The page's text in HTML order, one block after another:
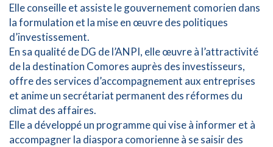
Elle conseille et assiste le gouvernement comorien dans
la formulation et la mise en œuvre des politiques
d’investissement.
En sa qualité de DG de l’ANPI, elle œuvre à l’attractivité
de la destination Comores auprès des investisseurs,
offre des services d’accompagnement aux entreprises
et anime un secrétariat permanent des réformes du
climat des affaires.
Elle a développé un programme qui vise à informer et à
accompagner la diaspora comorienne à se saisir des